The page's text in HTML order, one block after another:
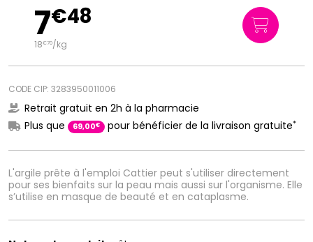
L'argile prête à l'emploi Cattier peut s'utiliser directement
pour ses bienfaits sur la peau mais aussi sur l'organisme. Elle
s’utilise en masque de beauté et en cataplasme.
7€48
18€70/kg
CODE CIP: 3283950011006
Retrait gratuit en 2h à la pharmacie
Plus que
69,00€ pour bénéficier de la livraison gratuite*